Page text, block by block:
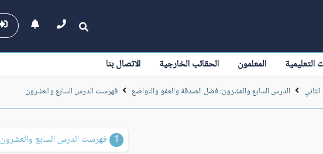
التعليمية المعلمون الحقائب الخارجية الاتصال بنا
الدرس السابع والعشرون: فضل الصدقة والعفو والتواضع فهرست الدرس السابع والعشرون
1 فهرست الدرس السابع والعشرون